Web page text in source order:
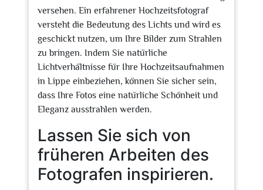
versehen. Ein erfahrener Hochzeitsfotograf
versteht die Bedeutung des Lichts und wird es
geschickt nutzen, um Ihre Bilder zum Strahlen
zu bringen. Indem Sie natürliche
Lichtverhältnisse für Ihre Hochzeitsaufnahmen
in Lippe einbeziehen, können Sie sicher sein,
dass Ihre Fotos eine natürliche Schönheit und
Eleganz ausstrahlen werden.
Lassen Sie sich von
früheren Arbeiten des
Fotografen inspirieren.